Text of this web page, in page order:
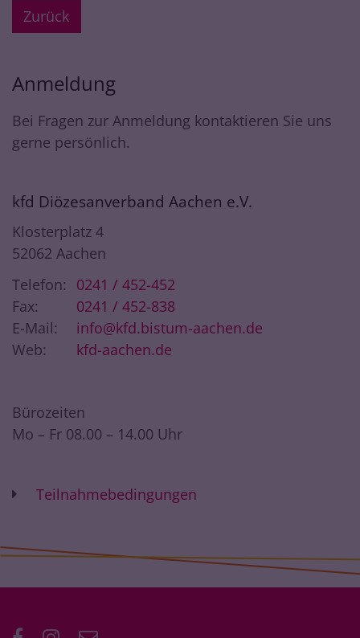
Zurück
Anmeldung
Bei Fragen zur Anmeldung kontaktieren Sie uns
gerne persönlich.
kfd Diözesanverband Aachen e.V.
Klosterplatz 4
52062 Aachen
Telefon:
0241 / 452-452
Fax:
0241 / 452-838
E-Mail:
info@kfd.bistum-aachen.de
Web:
kfd-aachen.de
Bürozeiten
Mo – Fr 08.00 – 14.00 Uhr
Teilnahmebedingungen